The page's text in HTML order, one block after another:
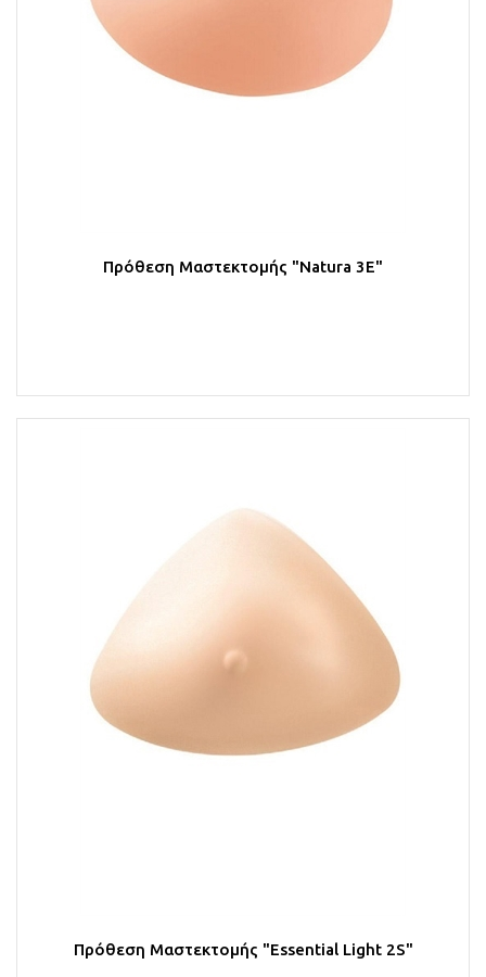
Πρόθεση Μαστεκτομής "Natura 3E"
Πρόθεση Μαστεκτομής "Essential Light 2S"